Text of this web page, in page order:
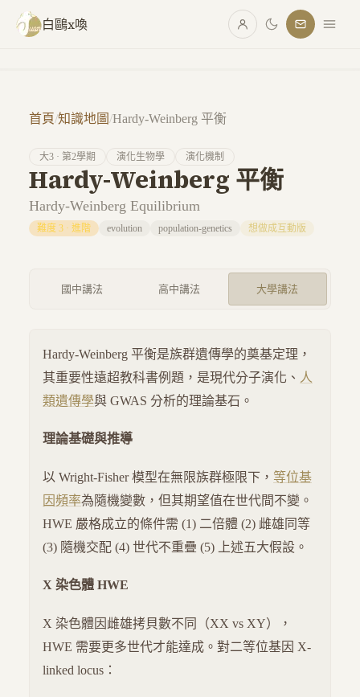
跳至主要內容
白鷗x喚
首頁/知識地圖/Hardy-Weinberg 平衡
大3 · 第2學期 演化生物學 演化機制
Hardy-Weinberg 平衡
Hardy-Weinberg Equilibrium
難度 3 · 進階 evolution population-genetics 想做成互動版
國中講法 高中講法 大學講法
Hardy-Weinberg 平衡是族群遺傳學的奠基定理，
其重要性遠超教科書例題，是現代分子演化、 人
類遺傳學與 GWAS 分析的理論基石。
理論基礎與推導
以 Wright-Fisher 模型在無限族群極限下， 等位基
因頻率為隨機變數，但其期望值在世代間不變。
HWE 嚴格成立的條件需 (1) 二倍體 (2) 雌雄同等
(3) 隨機交配 (4) 世代不重疊 (5) 上述五大假設。
X 染色體 HWE
X 染色體因雌雄拷貝數不同（XX vs XY），
HWE 需要更多世代才能達成。對二等位基因 X-
linked locus：